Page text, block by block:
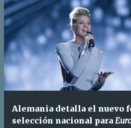
Alemania detalla el nuevo
selección nacional para